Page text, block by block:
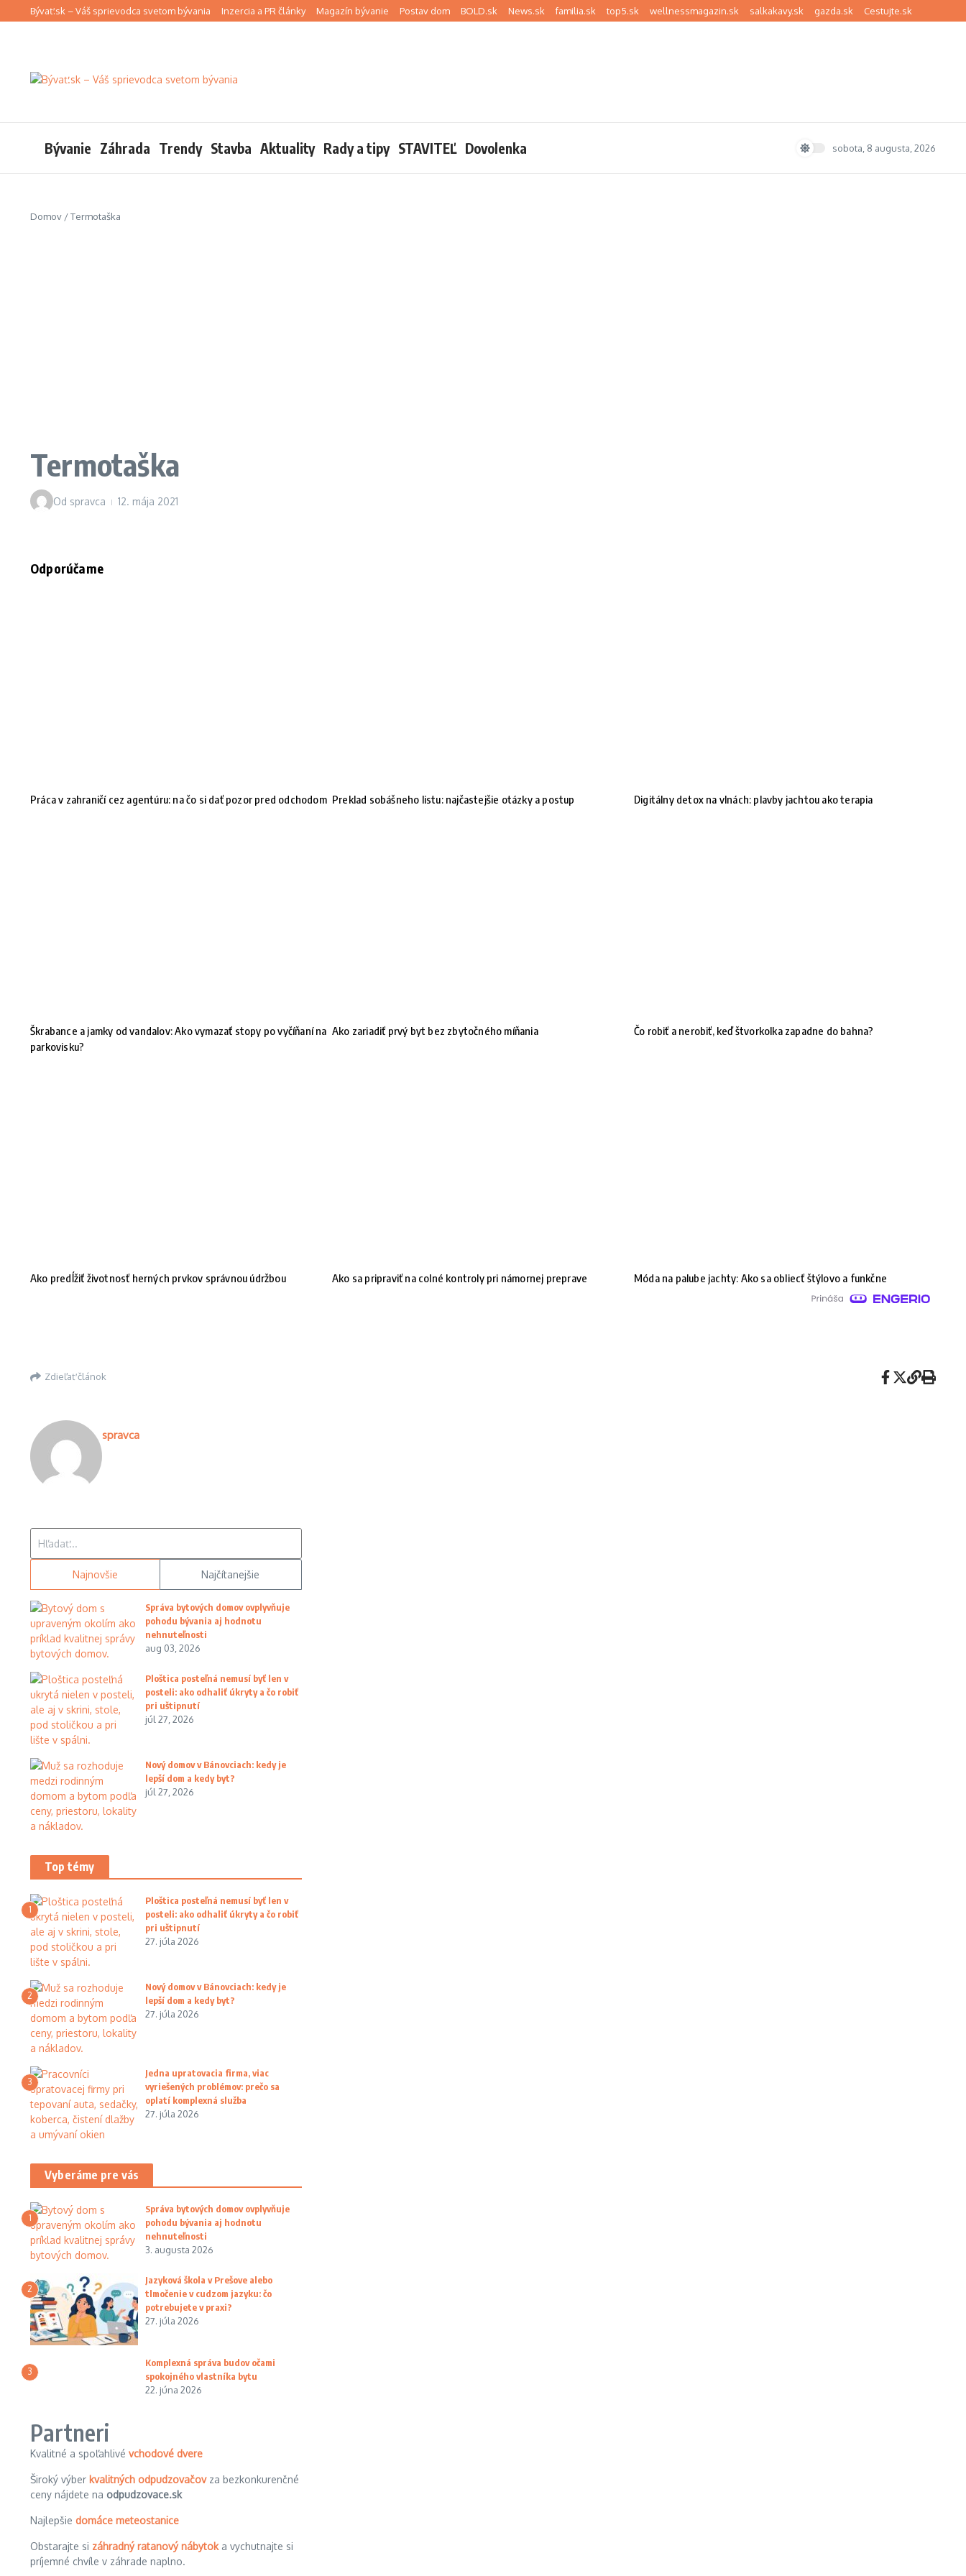
Preskočiť na obsah
Bývať.sk – Váš sprievodca svetom bývania Inzercia a PR články Magazín bývanie Postav dom BOLD.sk News.sk familia.sk top5.sk wellnessmagazin.sk salkakavy.sk gazda.sk Cestujte.sk
Bývanie Záhrada Trendy Stavba Aktuality Rady a tipy STAVITEĽ Dovolenka sobota, 8 augusta, 2026
Domov /Termotaška
Termotaška
Od spravca 12. mája 2021
Odporúčame
Práca v zahraničí cez agentúru: na čo si dať pozor pred odchodom Preklad sobášneho listu: najčastejšie otázky a postup Digitálny detox na vlnách: plavby jachtou ako terapia
Škrabance a jamky od vandalov: Ako vymazať stopy po vyčíňaní na
parkovisku?
Ako zariadiť prvý byt bez zbytočného míňania Čo robiť a nerobiť, keď štvorkolka zapadne do bahna?
Ako predĺžiť životnosť herných prvkov správnou údržbou Ako sa pripraviť na colné kontroly pri námornej preprave Móda na palube jachty: Ako sa obliecť štýlovo a funkčne
Zdieľať článok
spravca
Najnovšie Najčítanejšie
Správa bytových domov ovplyvňuje
pohodu bývania aj hodnotu
nehnuteľnosti
aug 03, 2026
Ploštica posteľná nemusí byť len v
posteli: ako odhaliť úkryty a čo robiť
pri uštipnutí
júl 27, 2026
Nový domov v Bánovciach: kedy je
lepší dom a kedy byt?
júl 27, 2026
Top témy
1
Ploštica posteľná nemusí byť len v
posteli: ako odhaliť úkryty a čo robiť
pri uštipnutí
27. júla 2026
2
Nový domov v Bánovciach: kedy je
lepší dom a kedy byt?
27. júla 2026
3
Jedna upratovacia firma, viac
vyriešených problémov: prečo sa
oplatí komplexná služba
27. júla 2026
Vyberáme pre vás
1
Správa bytových domov ovplyvňuje
pohodu bývania aj hodnotu
nehnuteľnosti
3. augusta 2026
2
Jazyková škola v Prešove alebo
tlmočenie v cudzom jazyku: čo
potrebujete v praxi?
27. júla 2026
3
Komplexná správa budov očami
spokojného vlastníka bytu
22. júna 2026
Partneri
Kvalitné a spoľahlivé vchodové dvere
Široký výber kvalitných odpudzovačovza bezkonkurenčné
ceny nájdete na odpudzovace.sk
Najlepšie domáce meteostanice
Obstarajte si záhradný ratanový nábytoka vychutnajte si
príjemné chvíle v záhrade naplno.